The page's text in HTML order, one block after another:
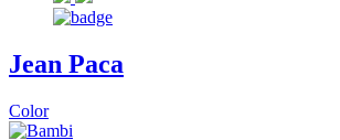
Jean Paca
Color